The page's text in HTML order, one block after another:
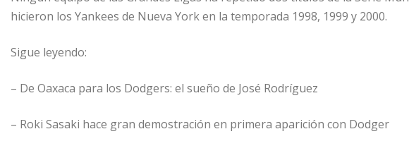
hicieron los Yankees de Nueva York en la temporada 1998, 1999 y 2000.
Sigue leyendo:
– De Oaxaca para los Dodgers: el sueño de José Rodríguez
– Roki Sasaki hace gran demostración en primera aparición con Dodger